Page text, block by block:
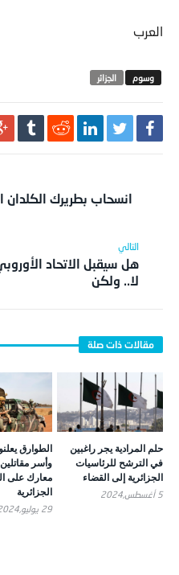
العرب
الجزائر
انسحاب بطريرك
هل سيقبل الاتحاد
لا.. ولكن
حلم المرادية يجر راغبين
في الترشح للرئاسيات
الجزائرية إلى القضاء
5 أغسطس,2024
الطوارق
وأسر
معارك على
الجزائرية
29 يوليو,2024